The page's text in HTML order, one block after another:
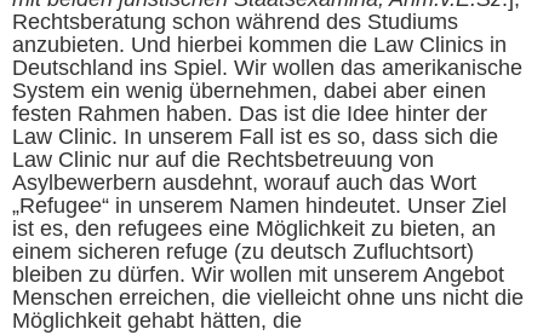
Rechtsberatung schon während des Studiums
anzubieten. Und hierbei kommen die Law Clinics in
Deutschland ins Spiel. Wir wollen das amerikanische
System ein wenig übernehmen, dabei aber einen
festen Rahmen haben. Das ist die Idee hinter der
Law Clinic. In unserem Fall ist es so, dass sich die
Law Clinic nur auf die Rechtsbetreuung von
Asylbewerbern ausdehnt, worauf auch das Wort
„Refugee“ in unserem Namen hindeutet. Unser Ziel
ist es, den refugees eine Möglichkeit zu bieten, an
einem sicheren refuge (zu deutsch Zufluchtsort)
bleiben zu dürfen. Wir wollen mit unserem Angebot
Menschen erreichen, die vielleicht ohne uns nicht die
Möglichkeit gehabt hätten, die